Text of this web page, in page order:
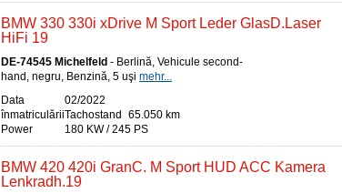
BMW 330 330i xDrive M Sport Leder GlasD.Laser
HiFi 19
DE-74545 Michelfeld - Berlină, Vehicule second-
hand, negru, Benzină, 5 uşi mehr...
Data
înmatriculării
02/2022
Tachostand
65.050 km
Power
180 KW / 245 PS
BMW 420 420i GranC. M Sport HUD ACC Kamera
Lenkradh.19